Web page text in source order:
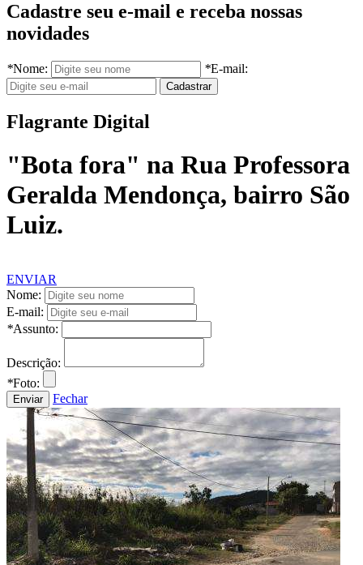
Cadastre seu e-mail e receba nossas
novidades
*Nome: *E-mail:
Flagrante Digital
"Bota fora" na Rua Professora
Geralda Mendonça, bairro São
Luiz.
ENVIAR
Nome:
E-mail:
*Assunto:
Descrição:
*Foto:
Fechar